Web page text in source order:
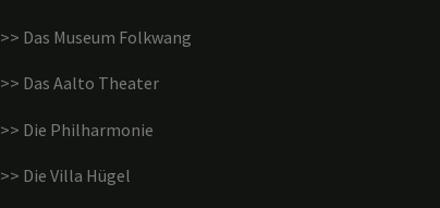
>> Das Museum Folkwang
>> Das Aalto Theater
>> Die Philharmonie
>> Die Villa Hügel